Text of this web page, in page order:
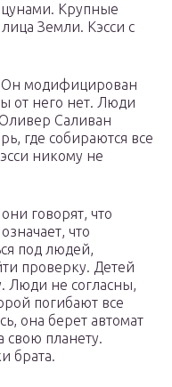
цунами. Крупные
Земли. Кэсси с
Он модифицирован
от него нет. Люди
Саливан
где собираются все
никому не
говорят, что
что
под людей,
проверку. Детей
Люди не согласны,
погибают все
она берет автомат
свою планету.
брата.